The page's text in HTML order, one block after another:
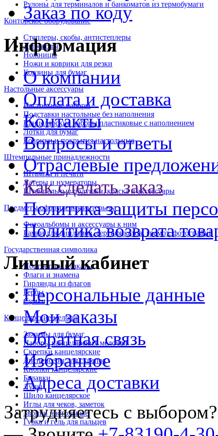
Рулоны для терминалов и банкоматов из термобумаги
Конторское оборудование
Степлеры, скобы, антистеплеры
Дыроколы
Ножницы
Ножи и коврики для резки
Корзины для бумаг
Настольные аксессуары
Настольные наборы
Подставки настольные без наполнения
Канцелярские наборы пластиковые с наполнением
Лотки для бумаг
Коврики и покрытия настольные
Штемпельные принадлежности
Штампы и печати
Датеры и нумераторы
Штемпельные подушки, краска и аксессуары
Предметы оформления интерьера
Фотоальбомы и аксессуары к ним
Рамки для дипломов, сертификатов, грамот, фотографий
Государственная символика
Портреты и плакаты
Флаги и знамена
Гирлянды из флагов
Гербы
Сумки
Канцелярские мелочи
Зажимы для бумаг
Наборы канцелярских мелочей
Скрепки канцелярские
Диспенсеры для скрепок
Кнопки канцелярские
Булавки
Лупы
Шило канцелярское
Иглы для чеков, заметок
Звонки настольные
Губка и гель для пальцев
Заказ по коду
Информация
О компании
Оплата и доставка
Контакты
Вопросы и ответы
Отраслевые
Как сделать заказ
Политика защиты
Политика возврата
Личный кабинет
Персональные данные
Мои заказы
Обратная связь
Избранное
Адреса доставки
Затрудняетесь с выбором?